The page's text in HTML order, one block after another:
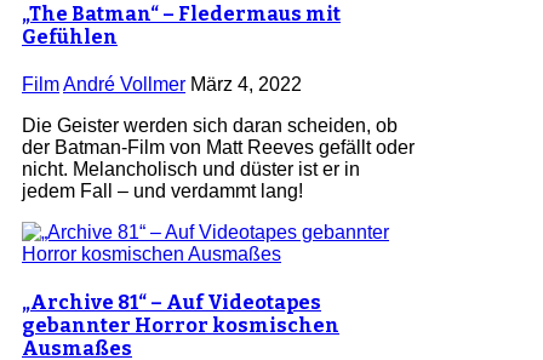
„The Batman“ – Fledermaus mit
Gefühlen
FilmAndré Vollmer März 4, 2022
Die Geister werden sich daran scheiden, ob
der Batman-Film von Matt Reeves gefällt oder
nicht. Melancholisch und düster ist er in
jedem Fall – und verdammt lang!
„Archive 81“ – Auf Videotapes
gebannter Horror kosmischen
Ausmaßes